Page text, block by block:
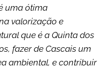
uma ótima
valorização e
que é a Quinta dos
fazer de Cascais um
ambiental, e contribuir